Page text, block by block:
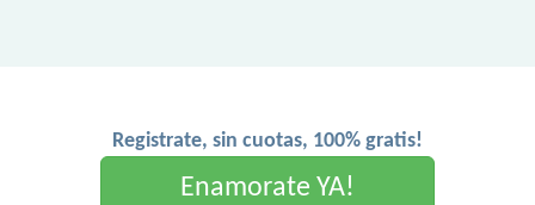
Registrate, sin cuotas, 100% gratis!
Enamorate YA!